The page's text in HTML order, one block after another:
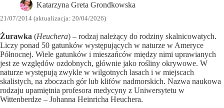
Katarzyna Greta Grondkowska
21/07/2014 (aktualizacja: 20/04/2026)
Żurawka (Heuchera) – rodzaj należący do rodziny skalnicowatych.
Liczy ponad 50 gatunków występujących w naturze w Ameryce
Północnej. Wiele gatunków i mieszańców między nimi uprawianych
jest ze względów ozdobnych, głównie jako rośliny okrywowe. W
naturze występują zwykle w wilgotnych lasach i w miejscach
skalistych, na zboczach gór lub klifów nadmorskich. Nazwa naukowa
rodzaju upamiętnia profesora medycyny z Uniwersytetu w
Wittenberdze – Johanna Heinricha Heuchera.